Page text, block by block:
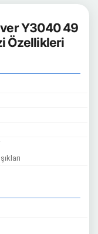
Y3040 49
Özellikleri